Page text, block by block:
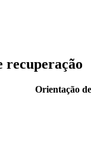
recuperação
Orientação